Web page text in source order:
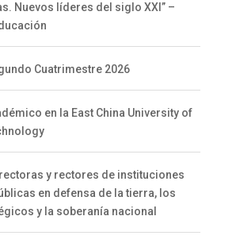
Nuevos líderes del siglo XXI” –
Cuatrimestre 2026
en la East China University of
y rectores de instituciones
en defensa de la tierra, los
y la soberanía nacional